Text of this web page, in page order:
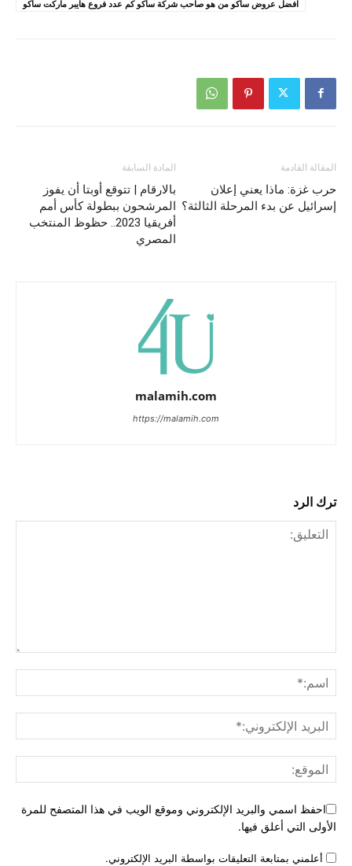
افضل عروض ساكو من هو صاحب شركة ساكو كم عدد فروع هايبر ماركت ساكو
المادة السابقة
بالارقام | تتوقع أوبتا أن يفوز
المرشحون ببطولة كأس أمم
أفريقيا 2023.. حظوظ المنتخب
المصري
المقالة القادمة
حرب غزة: ماذا يعني إعلان
إسرائيل عن بدء المرحلة الثالثة؟
malamih.com
https://malamih.com
ترك الرد
احفظ اسمي والبريد الإلكتروني وموقع الويب في هذا المتصفح للمرة
الأولى التي أعلق فيها.
أعلمني بمتابعة التعليقات بواسطة البريد الإلكتروني.